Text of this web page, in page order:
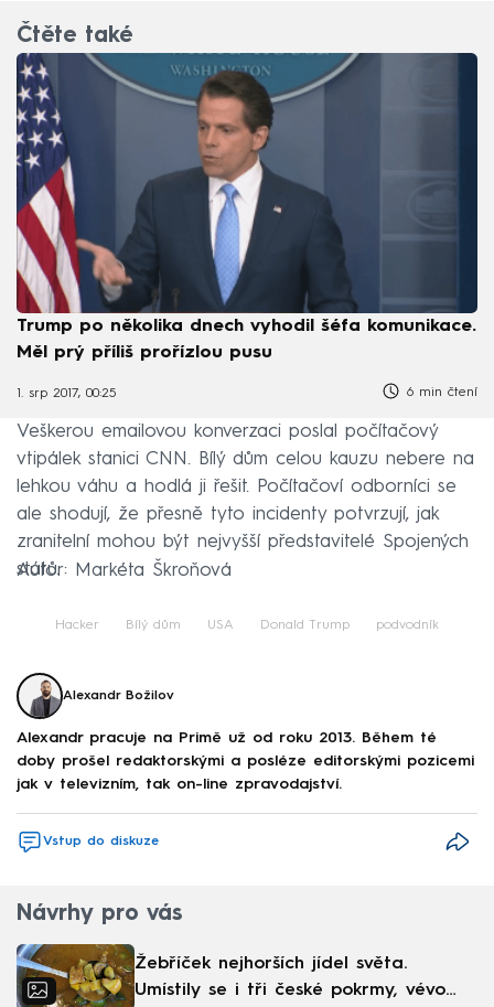
Čtěte také
Trump po několika dnech vyhodil šéfa komunikace.
Měl prý příliš prořízlou pusu
1. srp 2017, 00:25 6 min čtení
Veškerou emailovou konverzaci poslal počítačový
vtipálek stanici CNN. Bílý dům celou kauzu nebere na
lehkou váhu a hodlá ji řešit. Počítačoví odborníci se
ale shodují, že přesně tyto incidenty potvrzují, jak
zranitelní mohou být nejvyšší představitelé Spojených
států.
Autor: Markéta Škroňová
Hacker Bílý dům USA Donald Trump podvodník
Alexandr Božilov
Alexandr pracuje na Primě už od roku 2013. Během té
doby prošel redaktorskými a posléze editorskými pozicemi
jak v televizním, tak on-line zpravodajství.
Vstup do diskuze
Návrhy pro vás
Žebříček nejhorších jídel světa.
Umístily se i tři české pokrmy, vévodí